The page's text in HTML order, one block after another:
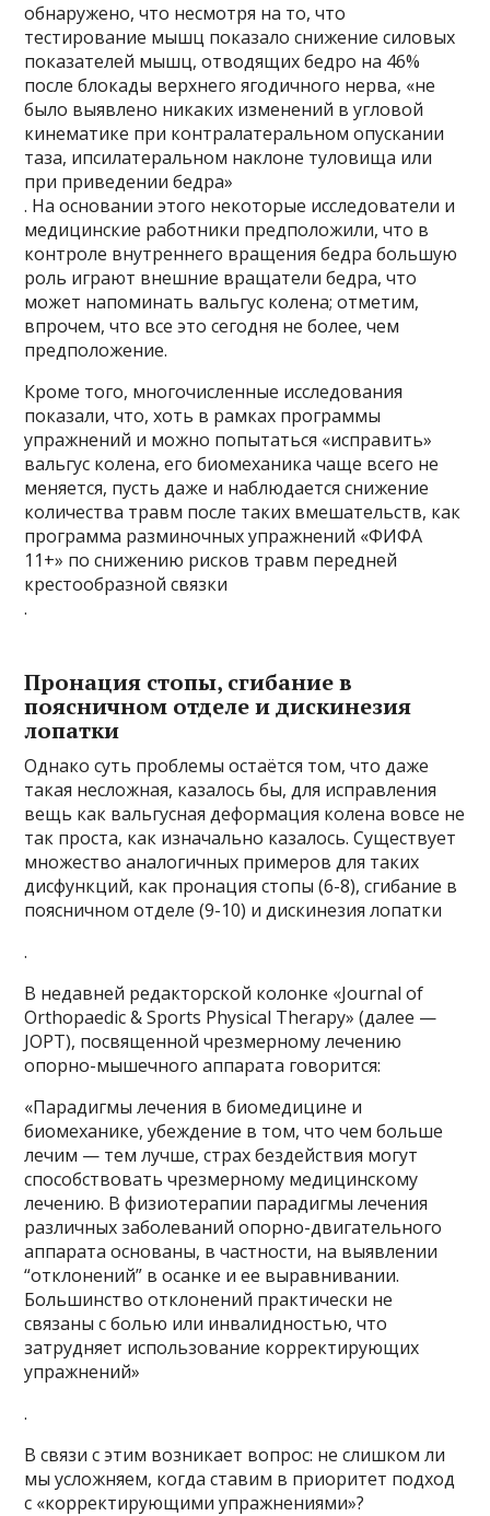
обнаружено, что несмотря на то, что
тестирование мышц показало снижение силовых
показателей мышц, отводящих бедро на 46%
после блокады верхнего ягодичного нерва, «не
было выявлено никаких изменений в угловой
кинематике при контралатеральном опускании
таза, ипсилатеральном наклоне туловища или
при приведении бедра»
. На основании этого некоторые исследователи и
медицинские работники предположили, что в
контроле внутреннего вращения бедра большую
роль играют внешние вращатели бедра, что
может напоминать вальгус колена; отметим,
впрочем, что все это сегодня не более, чем
предположение.
Кроме того, многочисленные исследования
показали, что, хоть в рамках программы
упражнений и можно попытаться «исправить»
вальгус колена, его биомеханика чаще всего не
меняется, пусть даже и наблюдается снижение
количества травм после таких вмешательств, как
программа разминочных упражнений «ФИФА
11+» по снижению рисков травм передней
крестообразной связки
.
Пронация стопы, сгибание в
поясничном отделе и дискинезия
лопатки
Однако суть проблемы остаётся том, что даже
такая несложная, казалось бы, для исправления
вещь как вальгусная деформация колена вовсе не
так проста, как изначально казалось. Существует
множество аналогичных примеров для таких
дисфункций, как пронация стопы (6-8), сгибание в
поясничном отделе (9-10) и дискинезия лопатки
.
В недавней редакторской колонке «Journal of
Orthopaedic & Sports Physical Therapy» (далее —
JOPT), посвященной чрезмерному лечению
опорно-мышечного аппарата говорится:
«Парадигмы лечения в биомедицине и
биомеханике, убеждение в том, что чем больше
лечим — тем лучше, страх бездействия могут
способствовать чрезмерному медицинскому
лечению. В физиотерапии парадигмы лечения
различных заболеваний опорно-двигательного
аппарата основаны, в частности, на выявлении
“отклонений” в осанке и ее выравнивании.
Большинство отклонений практически не
связаны с болью или инвалидностью, что
затрудняет использование корректирующих
упражнений»
.
В связи с этим возникает вопрос: не слишком ли
мы усложняем, когда ставим в приоритет подход
с «корректирующими упражнениями»?